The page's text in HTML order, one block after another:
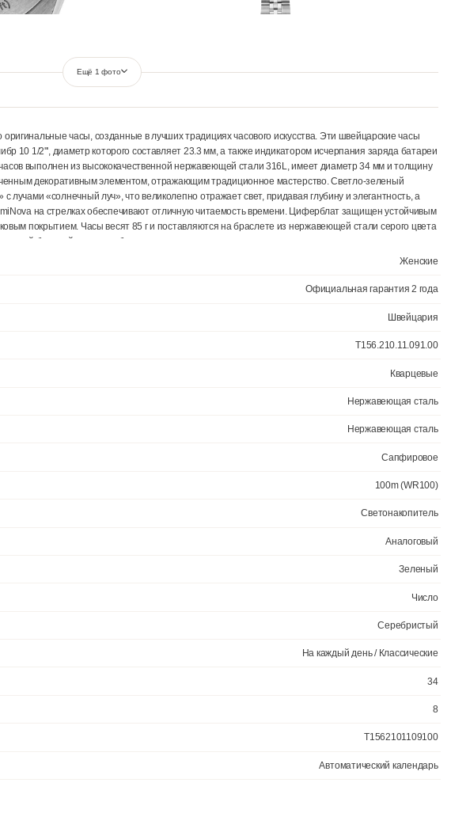
Ещё 1 фото
— это оригинальные часы, созданные в лучших традициях часового искусства. Эти
утонченным декоративным элементом, отражающим традиционное мастерство.
LumiNova на стрелках обеспечивают отличную читаемость времени.
покрытием. Часы весят 85 г и поставляются на браслете из
100 метров (10 АТМ/bar): они подходят для плавания и погружения на
в воде, нельзя).